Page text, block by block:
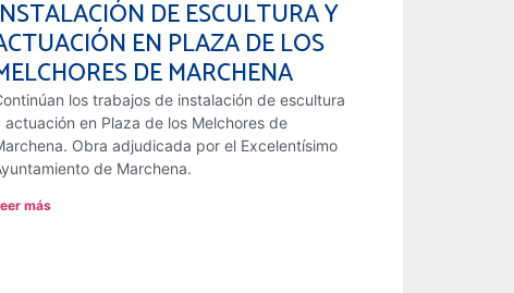
DE ESCULTURA Y
EN PLAZA DE LOS
DE MARCHENA
los trabajos de instalación de escultura
actuación en Plaza de los Melchores de
Obra adjudicada por el Excelentísimo
de Marchena.
más